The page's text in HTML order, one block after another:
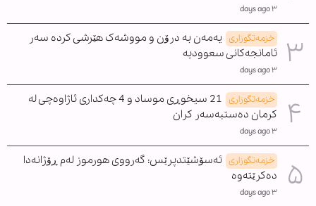
٣ days ago
خزمەتگوزاری یەمەن بە درۆن و مووشەک هێرشی کردە سەر
ئامانجەکانی سعوودیە
٣ days ago
خزمەتگوزاری
21 سیخوڕی موساد و 4 چەکداری ئاژاوەچی لە
کرمان دەستبەسەر کران
٣ days ago
خزمەتگوزاری ئەسۆشێتدپرێس: گەرووی هورموز لەم ڕۆژانەدا
دەکرێتەوە
٣ days ago